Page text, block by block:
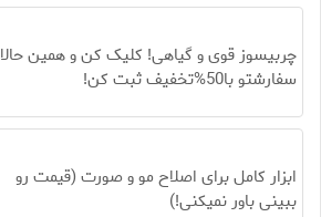
چربیسوز قوی و گیاهی! کلیک کن و همین حالا
سفارشتو با50%تخفیف ثبت کن!
ابزار کامل برای اصلاح مو و صورت (قیمت رو
ببینی باور نمیکنی!)